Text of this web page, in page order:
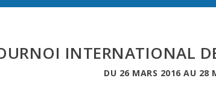
INTERNATIONAL
DU 26 MARS 2016 AU 28